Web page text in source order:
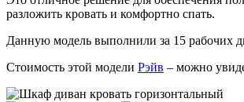
разложить кровать и комфортно спать.
Данную модель выполнили за 15 рабочих
Стоимость этой модели Рэйв – можно